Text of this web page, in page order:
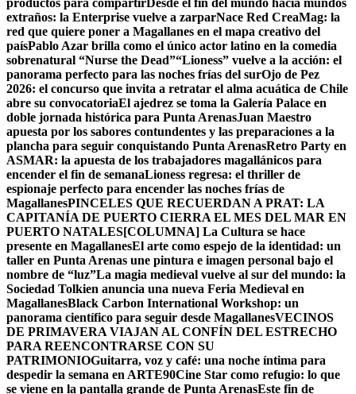
productos para compartirDesde el fin del mundo hacia mundos
extraños: la Enterprise vuelve a zarparNace Red CreaMag: la
red que quiere poner a Magallanes en el mapa creativo del
paísPablo Azar brilla como el único actor latino en la comedia
sobrenatural “Nurse the Dead”“Lioness” vuelve a la acción: el
panorama perfecto para las noches frías del surOjo de Pez
2026: el concurso que invita a retratar el alma acuática de Chile
abre su convocatoriaEl ajedrez se toma la Galería Palace en
doble jornada histórica para Punta ArenasJuan Maestro
apuesta por los sabores contundentes y las preparaciones a la
plancha para seguir conquistando Punta ArenasRetro Party en
ASMAR: la apuesta de los trabajadores magallánicos para
encender el fin de semanaLioness regresa: el thriller de
espionaje perfecto para encender las noches frías de
MagallanesPINCELES QUE RECUERDAN A PRAT: LA
CAPITANÍA DE PUERTO CIERRA EL MES DEL MAR EN
PUERTO NATALES[COLUMNA] La Cultura se hace
presente en MagallanesEl arte como espejo de la identidad: un
taller en Punta Arenas une pintura e imagen personal bajo el
nombre de “luz”La magia medieval vuelve al sur del mundo: la
Sociedad Tolkien anuncia una nueva Feria Medieval en
MagallanesBlack Carbon International Workshop: un
panorama científico para seguir desde MagallanesVECINOS
DE PRIMAVERA VIAJAN AL CONFÍN DEL ESTRECHO
PARA REENCONTRARSE CON SU
PATRIMONIOGuitarra, voz y café: una noche íntima para
despedir la semana en ARTE90Cine Star como refugio: lo que
se viene en la pantalla grande de Punta ArenasEste fin de